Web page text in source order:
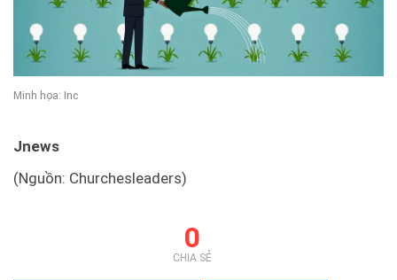
Minh họa: Inc
Jnews
(Nguồn: Churchesleaders)
0
CHIA SẺ